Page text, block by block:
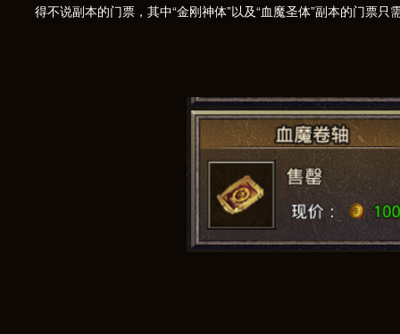
得不说副本的门票，其中“金刚神体”以及“血魔圣体”副本的门票